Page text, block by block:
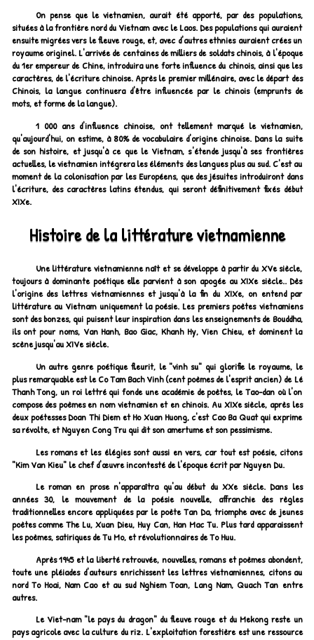
On pense que le vietnamien, aurait été apporté, par des populations,
situées à la frontière nord du Vietnam avec le Laos. Des populations qui auraient
ensuite migrées vers le fleuve rouge, et, avec d'autres ethnies auraient crées un
royaume originel. L'arrivée de centaines de milliers de soldats chinois, à l'époque
du 1er empereur de Chine, introduira une forte influence du chinois, ainsi que les
caractères, de l'écriture chinoise. Après le premier millénaire, avec le départ des
Chinois, la langue continuera d'être influencée par le chinois (emprunts de
mots, et forme de la langue).
1 000 ans d'influence chinoise, ont tellement marqué le vietnamien,
qu'aujourd'hui, on estime, à 80% de vocabulaire d'origine chinoise. Dans la suite
de son histoire, et jusqu'à ce que le Vietnam, s'étende jusqu'à ses frontières
actuelles, le vietnamien intégrera les éléments des langues plus au sud. C'est au
moment de la colonisation par les Européens, que des jésuites introduiront dans
l'écriture, des caractères latins étendus, qui seront définitivement fixés début
XIXe.
Histoire de la littérature vietnamienne
Une littérature vietnamienne naît et se développe à partir du XVe siècle,
toujours à dominante poétique elle parvient à son apogée au XIXe siècle.. Dès
l'origine des lettres vietnamiennes et jusqu'à la fin du XIXe, on entend par
littérature au Vietnam uniquement la poésie. Les premiers poètes vietnamiens
sont des bonzes, qui puisent leur inspiration dans les enseignements de Bouddha,
ils ont pour noms, Van Hanh, Bao Giac, Khanh Hy, Vien Chieu, et dominent la
scène jusqu'au XIVe siècle.
Un autre genre poétique fleurit, le "vinh su" qui glorifie le royaume, le
plus remarquable est le Co Tam Bach Vinh (cent poèmes de l'esprit ancien) de Lé
Thanh Tong, un roi lettré qui fonde une académie de poètes, le Tao-dan où l'on
compose des poèmes en nom vietnamien et en chinois. Au XIXe siècle, après les
deux poétesses Doan Thi Diem et Ho Xuan Huong, c'est Cao Ba Quat qui exprime
sa révolte, et Nguyen Cong Tru qui dit son amertume et son pessimisme.
Les romans et les élégies sont aussi en vers, car tout est poésie, citons
"Kim Van Kieu" le chef d'œuvre incontesté de l'époque écrit par Nguyen Du.
Le roman en prose n'apparaîtra qu'au début du XXe siècle. Dans les
années 30, le mouvement de la poésie nouvelle, affranchie des règles
traditionnelles encore appliquées par le poète Tan Da, triomphe avec de jeunes
poètes comme The Lu, Xuan Dieu, Huy Can, Han Mac Tu. Plus tard apparaissent
les poèmes, satiriques de Tu Mo, et révolutionnaires de To Huu.
Après 1945 et la liberté retrouvée, nouvelles, romans et poèmes abondent,
toute une pléiades d'auteurs enrichissent les lettres vietnamiennes, citons au
nord To Hoai, Nam Cao et au sud Nghiem Toan, Lang Nam, Quach Tan entre
autres.
Le Viet-nam "le pays du dragon" du fleuve rouge et du Mekong reste un
pays agricole avec la culture du riz. L'exploitation forestière est une ressource